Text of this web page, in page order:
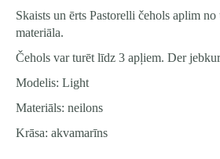
Skaists un ērts Pastorelli čehols aplim no
materiāla.
Čehols var turēt līdz 3 apļiem. Der
Modelis: Light
Materiāls: neilons
Krāsa: akvamarīns